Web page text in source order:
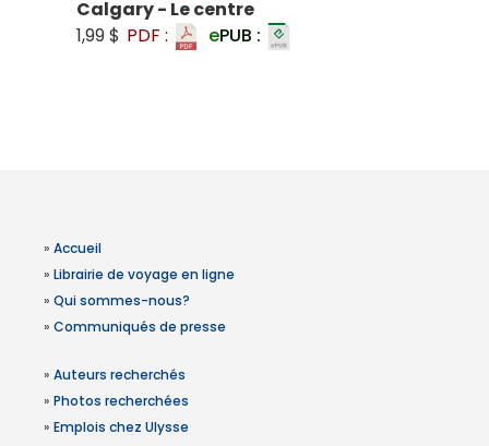
Calgary - Le centre
1,99 $ PDF : ePUB :
» Accueil
» Librairie de voyage en ligne
» Qui sommes-nous?
» Communiqués de presse
» Auteurs recherchés
» Photos recherchées
» Emplois chez Ulysse